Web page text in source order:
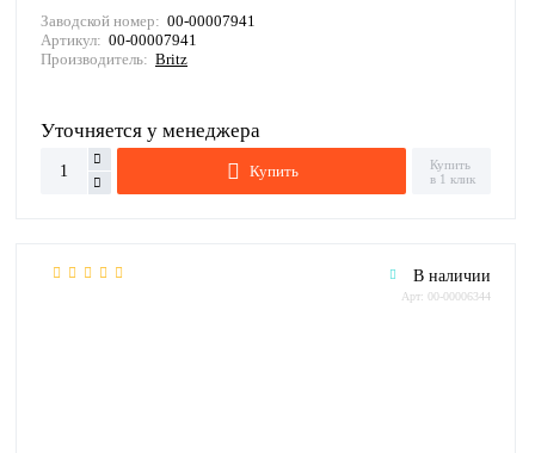
Заводской номер: 00-00007941
Артикул: 00-00007941
Производитель: Britz
Уточняется у менеджера
Купить
Купить
в 1 клик
В наличии
Арт: 00-00006344